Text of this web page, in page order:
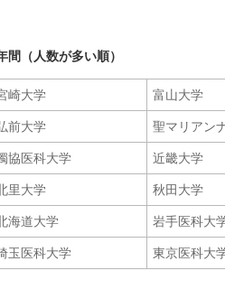
（人数が多い順）
崎大学 富山大学
前大学 聖マリアン
協医科大学 近畿大学
里大学 秋田大学
海道大学 岩手医科大
玉医科大学 東京医科大